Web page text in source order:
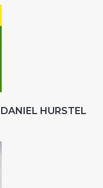
HURSTEL